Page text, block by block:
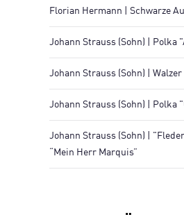
Florian Hermann | Schwarze
Johann Strauss (Sohn) | Polka
Johann Strauss (Sohn) |
Johann Strauss (Sohn) | Polka
Johann Strauss (Sohn) |
“Mein Herr Marquis”